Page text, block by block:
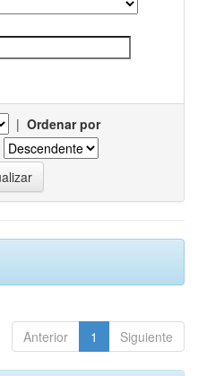
| Ordenar por
Anterior 1 Siguiente